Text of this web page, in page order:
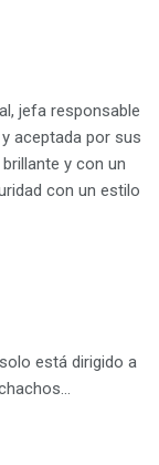
jefa responsable
aceptada por sus
y con un
con un estilo
está dirigido a